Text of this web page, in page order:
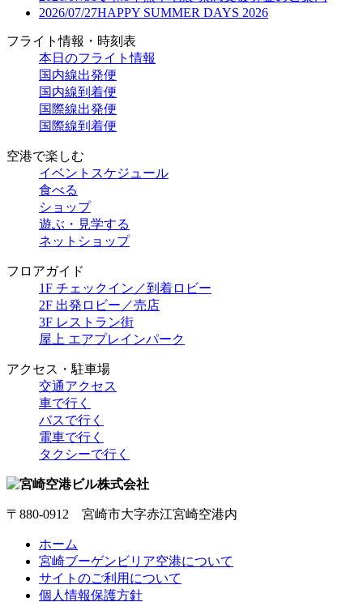
2026/07/27HAPPY SUMMER DAYS 2026
フライト情報・時刻表
本日のフライト情報
国内線出発便
国内線到着便
国際線出発便
国際線到着便
空港で楽しむ
イベントスケジュール
食べる
ショップ
遊ぶ・見学する
ネットショップ
フロアガイド
1F チェックイン／到着ロビー
2F 出発ロビー／売店
3F レストラン街
屋上 エアプレインパーク
アクセス・駐車場
交通アクセス
車で行く
バスで行く
電車で行く
タクシーで行く
〒880-0912 宮崎市大字赤江宮崎空港内
ホーム
宮崎ブーゲンビリア空港について
サイトのご利用について
個人情報保護方針